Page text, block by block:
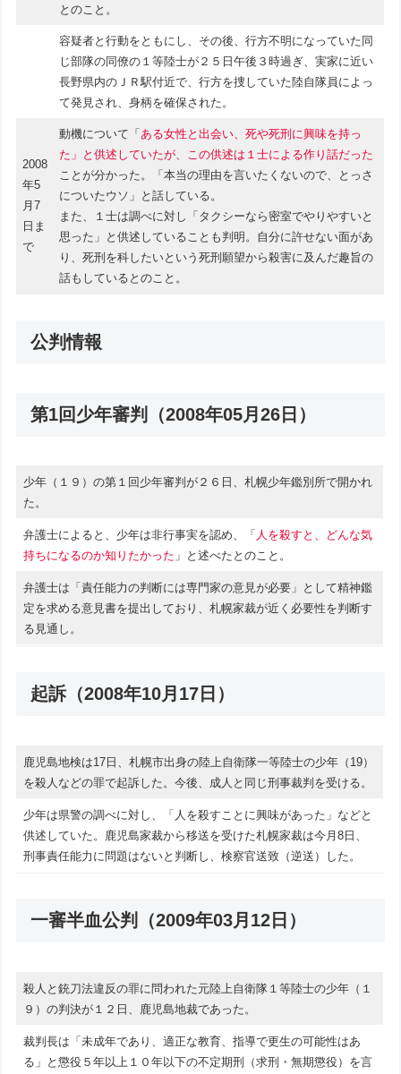
とのこと。
容疑者と行動をともにし、その後、行方不明になっていた同
じ部隊の同僚の１等陸士が２５日午後３時過ぎ、実家に近い
長野県内のＪＲ駅付近で、行方を捜していた陸自隊員によっ
て発見され、身柄を確保された。
2008
年5
月7
日ま
で
動機について「 ある女性と出会い、死や死刑に興味を持っ
た」と供述していたが、この供述は１士による作り話だった
ことが分かった。「本当の理由を言いたくないので、とっさ
についたウソ」と話している。
また、１士は調べに対し「タクシーなら密室でやりやすいと
思った」と供述していることも判明。自分に許せない面があ
り、死刑を科したいという死刑願望から殺害に及んだ趣旨の
話もしているとのこと。
公判情報
第1回少年審判（2008年05月26日）
少年（１９）の第１回少年審判が２６日、札幌少年鑑別所で開かれ
た。
弁護士によると、少年は非行事実を認め、「 人を殺すと、どんな気
持ちになるのか知りたかった 」と述べたとのこと。
弁護士は「責任能力の判断には専門家の意見が必要」として精神鑑
定を求める意見書を提出しており、札幌家裁が近く必要性を判断す
る見通し。
起訴（2008年10月17日）
鹿児島地検は17日、札幌市出身の陸上自衛隊一等陸士の少年（19）
を殺人などの罪で起訴した。今後、成人と同じ刑事裁判を受ける。
少年は県警の調べに対し、「人を殺すことに興味があった」などと
供述していた。鹿児島家裁から移送を受けた札幌家裁は今月8日、
刑事責任能力に問題はないと判断し、検察官送致（逆送）した。
一審半血公判（2009年03月12日）
殺人と銃刀法違反の罪に問われた元陸上自衛隊１等陸士の少年（１
９）の判決が１２日、鹿児島地裁であった。
裁判長は「未成年であり、適正な教育、指導で更生の可能性はあ
る」と懲役５年以上１０年以下の不定期刑（求刑・無期懲役）を言